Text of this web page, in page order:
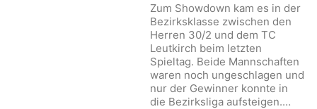
Zum Showdown kam es in der
Bezirksklasse zwischen den
Herren 30/2 und dem TC
Leutkirch beim letzten
Spieltag. Beide Mannschaften
waren noch ungeschlagen und
nur der Gewinner konnte in
die Bezirksliga aufsteigen.…